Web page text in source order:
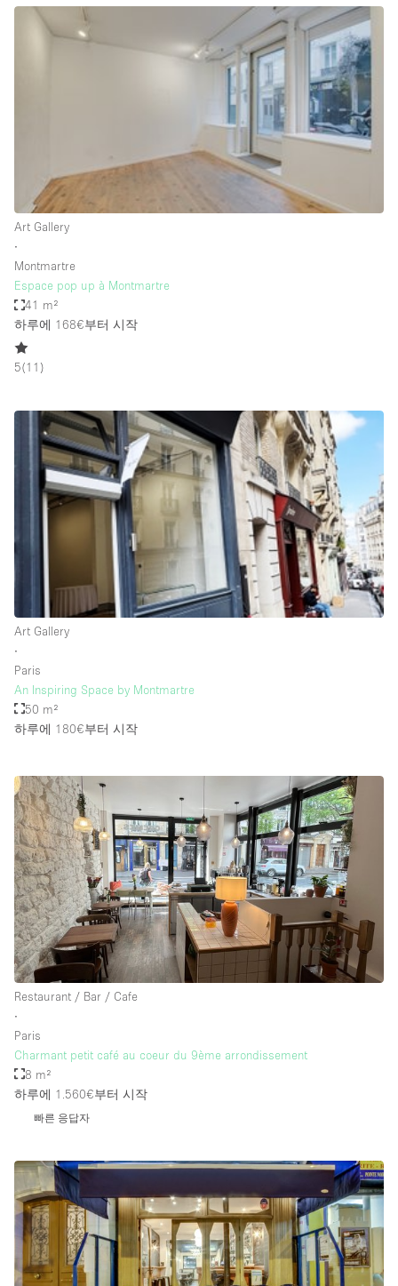
Garment Rack
Industrial
Internet
Kitchen
Large Door Entrance
Lighting
Liquor Licence
Office Equipment
Private Parking
Raw
Rooftop / Terrace
Security System
Smoking Area
Sound & Video Equipment
Soundproof
Street Level
Stunning View
Toilets
Water Access
Whitebox / Minimal
Window Display
층 / 접근성:
지하층
기타
Art Gallery
∙
Montmartre
Espace pop up à Montmartre
41 m²
하루에 168€부터 시작
5(11 )
Art Gallery
∙
Paris
An Inspiring Space by Montmartre
50 m²
하루에 180€부터 시작
Restaurant / Bar / Cafe
∙
Paris
Charmant petit café au coeur du 9ème arrondissement
8 m²
하루에 1.560€부터 시작
빠른 응답자